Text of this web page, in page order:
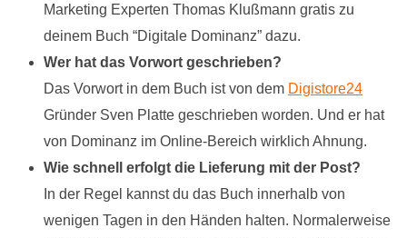
Marketing Experten Thomas Klußmann gratis zu
deinem Buch “Digitale Dominanz” dazu.
Wer hat das Vorwort geschrieben?
Das Vorwort in dem Buch ist von dem Digistore24
Gründer Sven Platte geschrieben worden. Und er hat
von Dominanz im Online-Bereich wirklich Ahnung.
Wie schnell erfolgt die Lieferung mit der Post?
In der Regel kannst du das Buch innerhalb von
wenigen Tagen in den Händen halten. Normalerweise